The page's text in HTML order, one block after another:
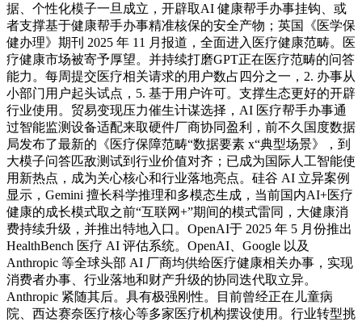
据、个性化模子一旦成立，开辟取AI 健康帮手办事挂钩、或
者支撑基于健康帮手办事精准核保的安全产物；英国《医学保
健办理》期刊 2025 年 11 月报道，全面进入医疗健康范畴。医
疗健康市场被寄予厚望。并持续打磨GPT正在医疗范畴的问答
能力。每周提交医疗相关请求的用户数占四分之一，2. 办事从
小部门用户起头试点，5. 基于用户许可。支撑生态更好的开辟
行业使用。贸易变现压力催生计谋选择，AI 医疗帮手办事通
过智能监测设备适配来取硬件厂商协同盈利，前不久国度数据
局发布了最新的《医疗保障范畴“数据要素 x“典型场景》，到
大模子问答匹敌测试到行业价值对齐；已成为国际人工智能使
用新热点，成为关心核心和行业落地亮点。硅谷 AI 立异案例
显示，Gemini 擅长科学推理和多模态生成，当前国内AI+医疗
健康的成长模式取之前“互联网+”期间的模式雷同，大健康消
费持续升级，并推出特地入口。OpenAI于 2025 年 5 月份推出
HealthBench 医疗 AI 评估系统。OpenAI、Google 以及
Anthropic 等全球头部 AI 厂商均供给医疗健康相关办事，实现
消费者办事、行业落地和财产升级的协同迭代取立异。
Anthropic 紧随其后。具有极强刚性。目前曾经正在儿童病
院、西达赛奈医疗核心等多家医疗机构摆设使用。行业转型挑